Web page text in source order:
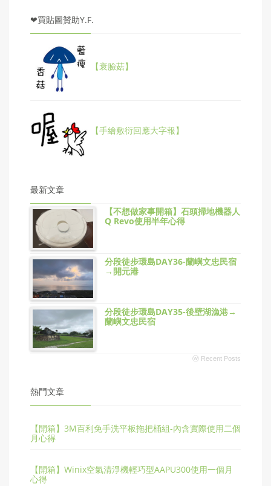
❤買貼圖贊助Y.F.
【衰臉菇】
【手繪敷衍回應大字報】
最新文章
【不想做家事開箱】石頭掃地機器人
Q Revo使用半年心得
分段徒步環島DAY36-蘭嶼文忠民宿
→開元港
分段徒步環島DAY35-後壁湖漁港→
蘭嶼文忠民宿
ⓦ Recent Posts
熱門文章
【開箱】3M百利免手洗平板拖把桶組-內含實際使用二個
月心得
【開箱】Winix空氣清淨機輕巧型AAPU300使用一個月
心得